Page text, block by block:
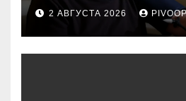
сосудов в
инсульта
2 АВГУСТА 2026